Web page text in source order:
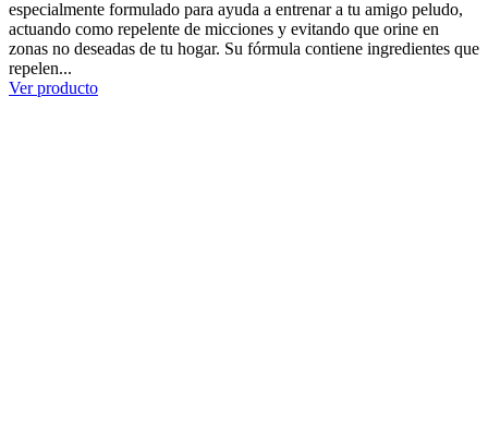
especialmente formulado para ayuda a entrenar a tu amigo peludo,
actuando como repelente de micciones y evitando que orine en
zonas no deseadas de tu hogar. Su fórmula contiene ingredientes que
repelen...
Ver producto